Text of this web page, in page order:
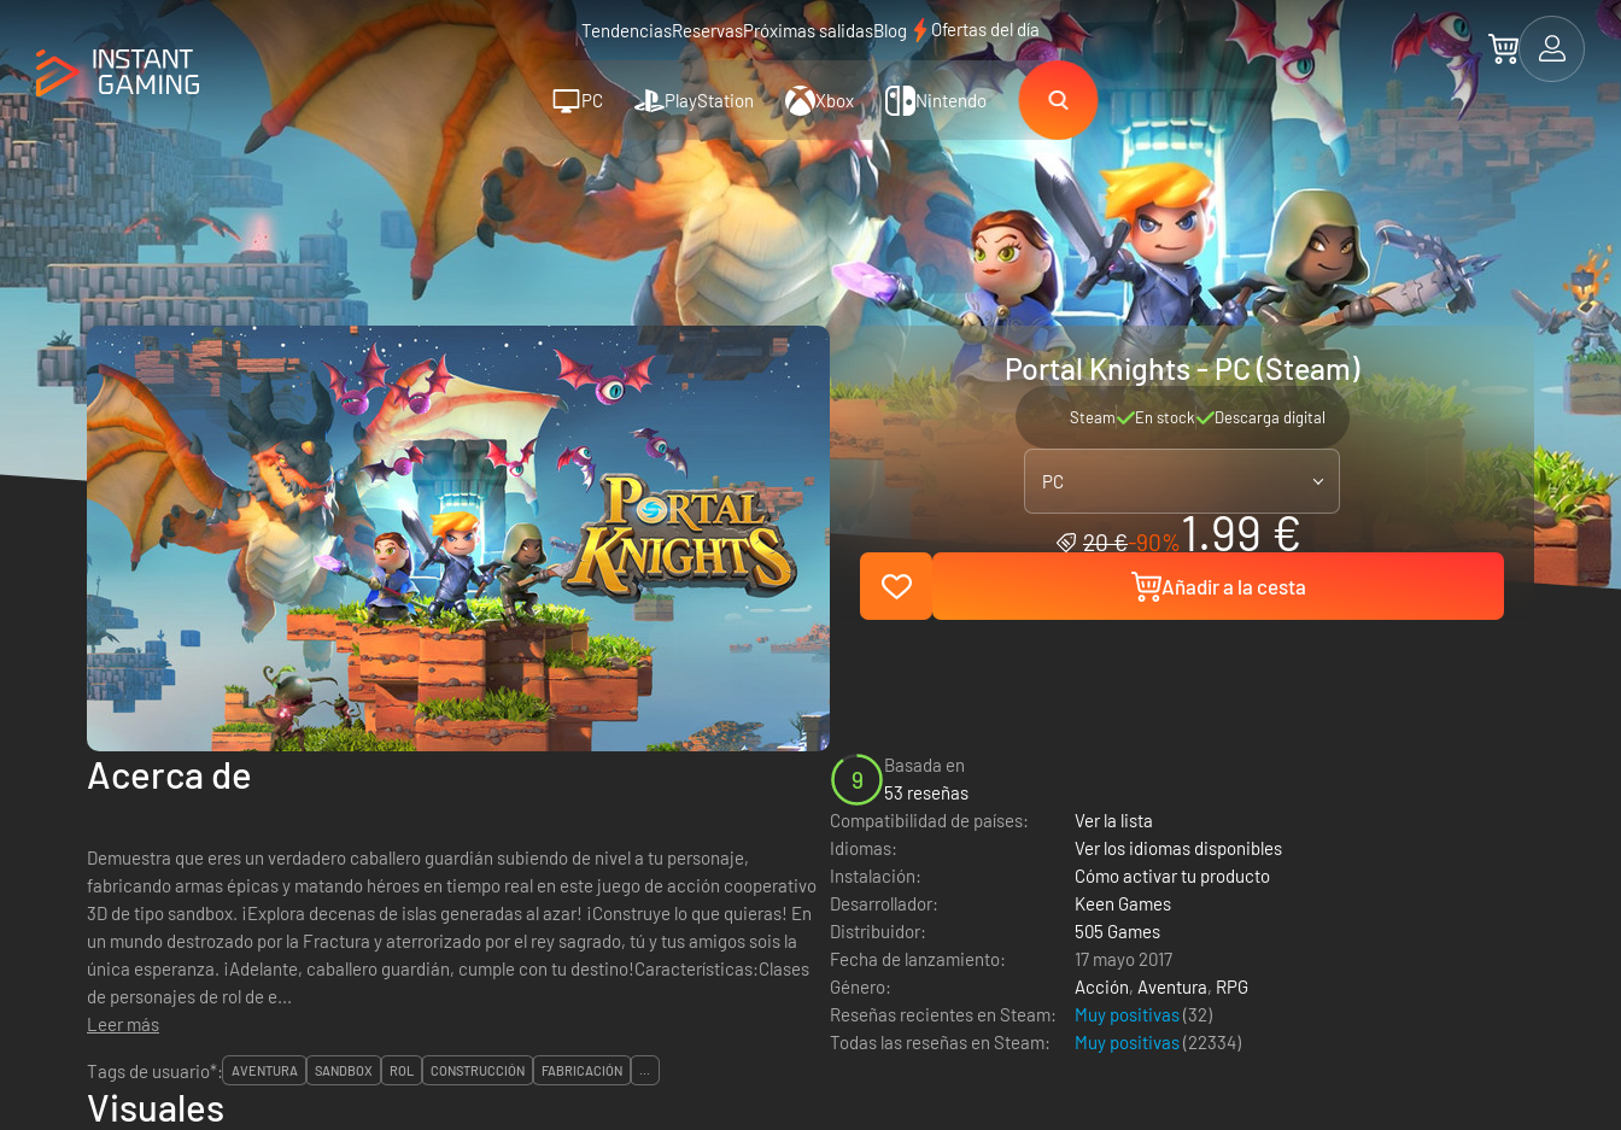
TendenciasReservasPróximas salidasBlog Ofertas del día
PC PlayStation Xbox Nintendo
Portal Knights - PC (Steam)
Steam En stock Descarga digital
PC
20 €-90%1.99 €
Añadir a la cesta
Acerca de
Demuestra que eres un verdadero caballero guardián subiendo de nivel a tu personaje,
fabricando armas épicas y matando héroes en tiempo real en este juego de acción cooperativo
3D de tipo sandbox. ¡Explora decenas de islas generadas al azar! ¡Construye lo que quieras! En
un mundo destrozado por la Fractura y aterrorizado por el rey sagrado, tú y tus amigos sois la
única esperanza. ¡Adelante, caballero guardián, cumple con tu destino!Características:Clases
de personajes de rol de e...
Leer más
9
Basada en
53 reseñas
Compatibilidad de países:
Ver la lista
Idiomas:
Ver los idiomas disponibles
Instalación:
Cómo activar tu producto
Desarrollador:
Keen Games
Distribuidor:
505 Games
Fecha de lanzamiento:
17 mayo 2017
Género:
Acción, Aventura, RPG
Reseñas recientes en Steam:
Muy positivas(32)
Todas las reseñas en Steam:
Muy positivas(22334)
Tags de usuario*:
AVENTURA SANDBOX ROL CONSTRUCCIÓN FABRICACIÓN ...
Visuales